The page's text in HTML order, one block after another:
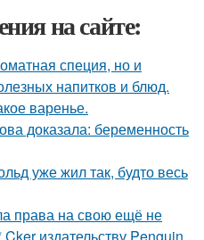
на сайте:
специя, но и
напитков и блюд.
варенье.
доказала: беременность
уже жил так, будто весь
права на свою ещё не
издательству Penguin